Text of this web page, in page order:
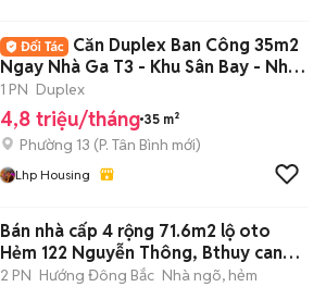
Căn Duplex Ban Công 35m2
Ngay Nhà Ga T3 - Khu Sân Bay - Nhất
Chi Mai
1 PN Duplex
4,8 triệu/tháng 35 m²
Phường 13 (P. Tân Bình mới)
Lhp Housing
Bán nhà cấp 4 rộng 71.6m2 lộ oto
Hẻm 122 Nguyễn Thông, Bthuy can
tho
2 PN Hướng Đông Bắc Nhà ngõ, hẻm